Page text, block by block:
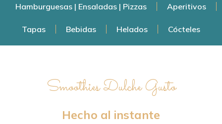
Hamburguesas | Ensaladas | Pizzas Aperitivos
Tapas Bebidas Helados Cócteles
Smoothies Dulche Gusto
SMOOTHIES NATURALES
Hecho al instante